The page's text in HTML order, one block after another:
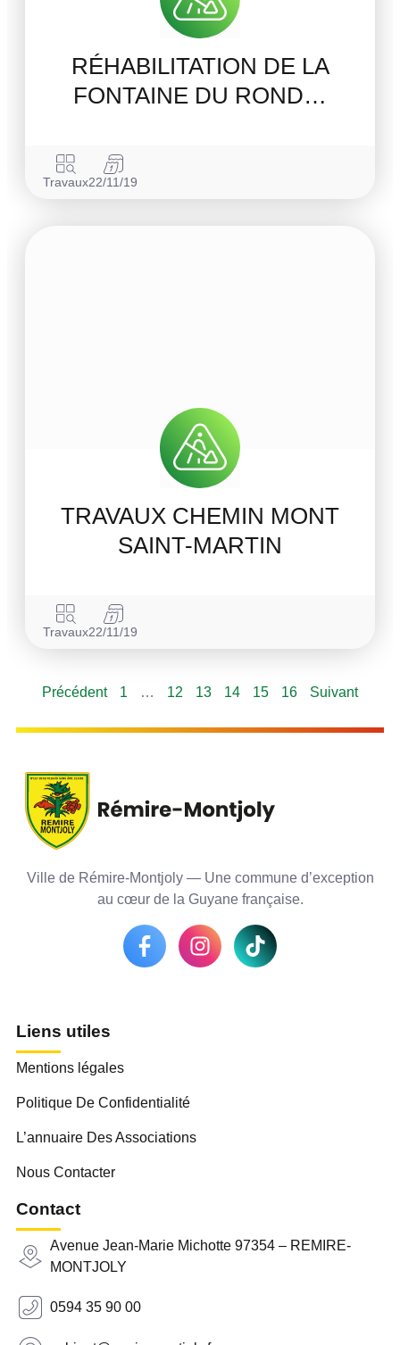
RÉHABILITATION DE LA
FONTAINE DU ROND…
Travaux22/11/19
TRAVAUX CHEMIN MONT
SAINT-MARTIN
Travaux22/11/19
Précédent 1 … 12 13 14 15 16 Suivant
Ville de Rémire-Montjoly — Une commune d’exception
au cœur de la Guyane française.
Liens utiles
Mentions légales
Politique De Confidentialité
L’annuaire Des Associations
Nous Contacter
Contact
Avenue Jean-Marie Michotte 97354 – REMIRE-
MONTJOLY
0594 35 90 00